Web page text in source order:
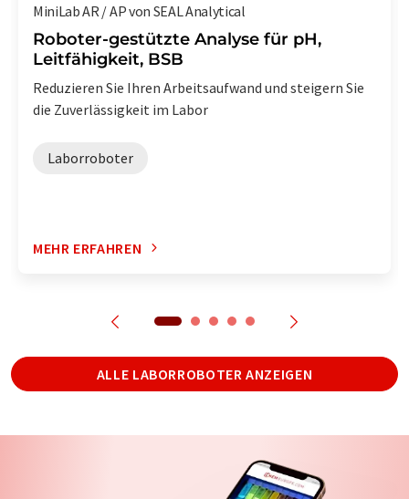
MiniLab AR / AP von SEAL Analytical
Roboter-gestützte Analyse für pH,
Leitfähigkeit, BSB
Reduzieren Sie Ihren Arbeitsaufwand und steigern Sie
die Zuverlässigkeit im Labor
Laborroboter
MEHR ERFAHREN
ALLE LABORROBOTER ANZEIGEN